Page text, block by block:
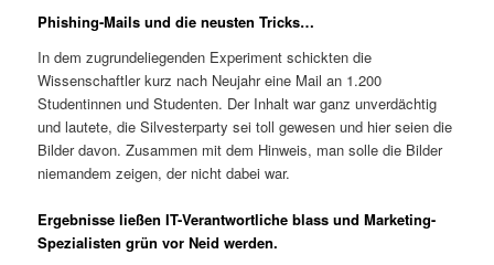
Phishing-Mails und die neusten Tricks…
In dem zugrundeliegenden Experiment schickten die
Wissenschaftler kurz nach Neujahr eine Mail an 1.200
Studentinnen und Studenten. Der Inhalt war ganz unverdächtig
und lautete, die Silvesterparty sei toll gewesen und hier seien die
Bilder davon. Zusammen mit dem Hinweis, man solle die Bilder
niemandem zeigen, der nicht dabei war.
Ergebnisse ließen IT-Verantwortliche blass und Marketing-
Spezialisten grün vor Neid werden.